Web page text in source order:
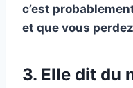
c’est
et que vous
3. Elle dit du